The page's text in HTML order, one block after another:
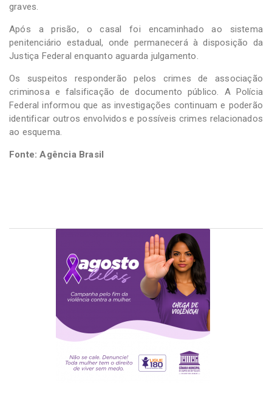
graves.
Após a prisão, o casal foi encaminhado ao sistema
penitenciário estadual, onde permanecerá à disposição da
Justiça Federal enquanto aguarda julgamento.
Os suspeitos responderão pelos crimes de associação
criminosa e falsificação de documento público. A Polícia
Federal informou que as investigações continuam e poderão
identificar outros envolvidos e possíveis crimes relacionados
ao esquema.
Fonte: Agência Brasil